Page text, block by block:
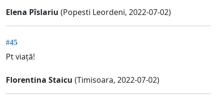
Elena Pîslariu (Popesti Leordeni, 2022-07-02)
#45
Pt viață!
Florentina Staicu (Timisoara, 2022-07-02)